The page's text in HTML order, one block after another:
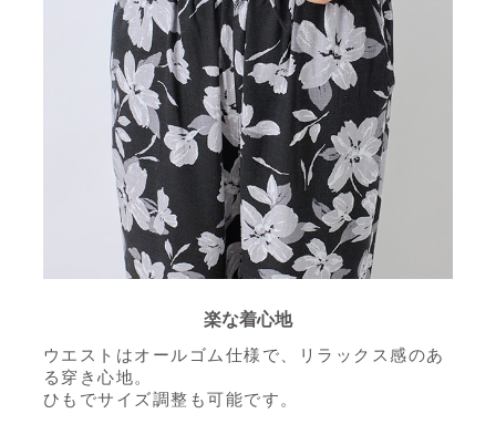
楽な着心地
ウエストはオールゴム仕様で、リラックス感のあ
る穿き心地。
ひもでサイズ調整も可能です。